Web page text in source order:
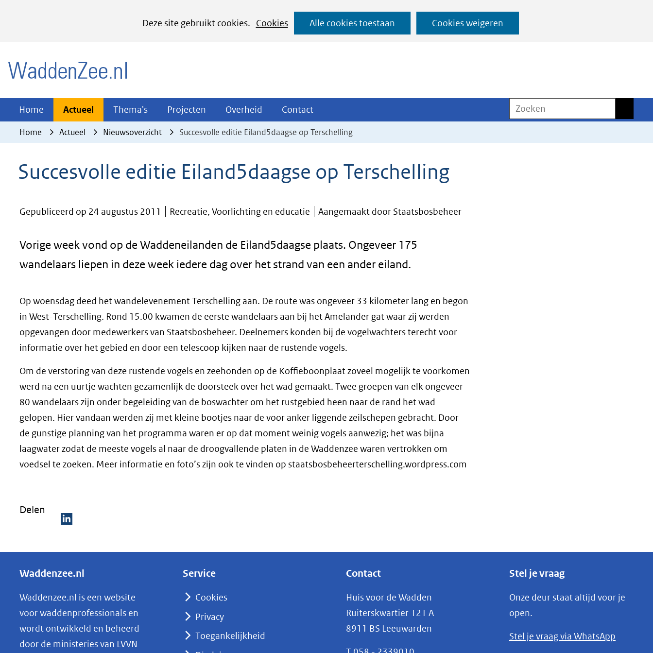
Deze site gebruikt cookies.
Cookies
het
cookies
website
worden
Alle cookies toestaan Cookies weigeren
Ga
naar
Home Actueel Actueel
Uitklappen
Thema's Thema's
Uitklappen
Projecten Projecten
Uitklappen
Overheid Overheid
Uitklappen
Contact
Uitklappen
Zoeken
Home Actueel Nieuwsoverzicht Succesvolle editie Eiland5daagse op Terschelling
Succesvolle editie Eiland5daagse op Terschelling
Gepubliceerd op 24 augustus 2011 Recreatie, Voorlichting en educatie Aangemaakt door Staatsbosbeheer
Vorige week vond op de Waddeneilanden de Eiland5daagse plaats. Ongeveer 175
wandelaars liepen in deze week iedere dag over het strand van een ander eiland.
Op woensdag deed het wandelevenement Terschelling aan. De route was ongeveer 33 kilometer lang en begon
in West-Terschelling. Rond 15.00 kwamen de eerste wandelaars aan bij het Amelander gat waar zij werden
opgevangen door medewerkers van Staatsbosbeheer. Deelnemers konden bij de vogelwachters terecht voor
informatie over het gebied en door een telescoop kijken naar de rustende vogels.
Om de verstoring van deze rustende vogels en zeehonden op de Koffieboonplaat zoveel mogelijk te voorkomen
werd na een uurtje wachten gezamenlijk de doorsteek over het wad gemaakt. Twee groepen van elk ongeveer
80 wandelaars zijn onder begeleiding van de boswachter om het rustgebied heen naar de rand het wad
gelopen. Hier vandaan werden zij met kleine bootjes naar de voor anker liggende zeilschepen gebracht. Door
de gunstige planning van het programma waren er op dat moment weinig vogels aanwezig; het was bijna
laagwater zodat de meeste vogels al naar de droogvallende platen in de Waddenzee waren vertrokken om
voedsel te zoeken. Meer informatie en foto’s zijn ook te vinden op staatsbosbeheerterschelling.wordpress.com
Delen
e
e
n
o
p
L
Waddenzee.nl
Waddenzee.nl is een website
voor waddenprofessionals en
wordt ontwikkeld en beheerd
door de ministeries van LVVN
Service
Cookies
Privacy
Toegankelijkheid
Contact
Huis voor de Wadden
Ruiterskwartier 121 A
8911 BS Leeuwarden
Stel je vraag
Onze deur staat altijd voor je
open.
Stel je vraag via WhatsApp